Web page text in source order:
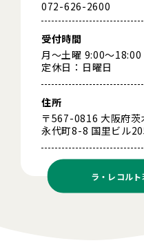
072-626-2600
受付時間
月～土曜 9:00～18:00
定休日：日曜日
住所
〒567-0816 大阪府茨
永代町8-8 国里ビル
ラ・レコル